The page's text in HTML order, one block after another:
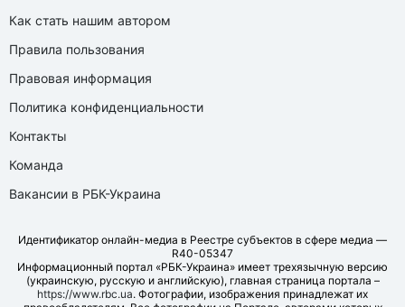
Как стать нашим автором
Правила пользования
Правовая информация
Политика конфиденциальности
Контакты
Команда
Вакансии в РБК-Украина
Идентификатор онлайн-медиа в Реестре субъектов в сфере медиа —
R40-05347
Информационный портал «РБК-Украина» имеет трехязычную версию
(украинскую, русскую и английскую), главная страница портала –
https://www.rbc.ua. Фотографии, изображения принадлежат их